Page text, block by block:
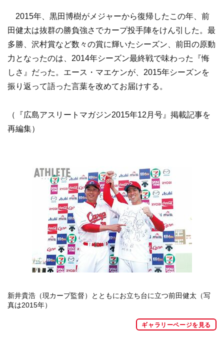
2015年、黒田博樹がメジャーから復帰したこの年、前
田健太は抜群の勝負強さでカープ投手陣をけん引した。最
多勝、沢村賞など数々の賞に輝いたシーズン、前田の原動
力となったのは、2014年シーズン最終戦で味わった『悔
しさ』だった。エース・マエケンが、2015年シーズンを
振り返って語った言葉を改めてお届けする。
（『広島アスリートマガジン2015年12月号』掲載記事を
再編集）
新井貴浩（現カープ監督）とともにお立ち台に立つ前田健太（写
真は2015年）
ギャラリーページを見る